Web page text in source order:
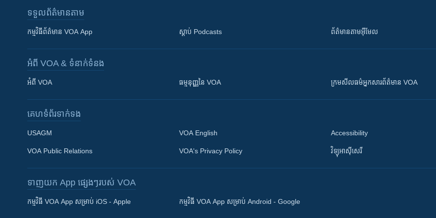
Khmer English
ទទួល​ព័ត៌មាន​តាម
កម្មវិធី​ព័ត៌មាន VOA App ស្តាប់ Podcasts ព័ត៌មាន​តាម​អ៊ីមែល
អំពី​ VOA & ទំនាក់ទំនង
អំពី​ VOA ធម្មនុញ្ញ​នៃ VOA ក្រម​​​សីលធម៌​​​អ្នក​​​សារព័ត៌មាន VOA
គេហទំព័រ​​ទាក់ទង
USAGM
VOA Public Relations
VOA English
VOA's Privacy Policy
Accessibility
វិទ្យុ​អាស៊ី​សេរី
ទាញយក​ App ផ្សេងៗ​របស់​ VOA
កម្មវិធី​ VOA App សម្រាប់ iOS - Apple កម្មវិធី​ VOA App សម្រាប់ Android - Google